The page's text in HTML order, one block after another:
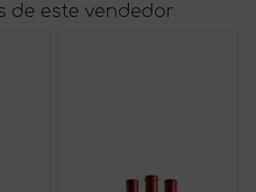
de este vendedor